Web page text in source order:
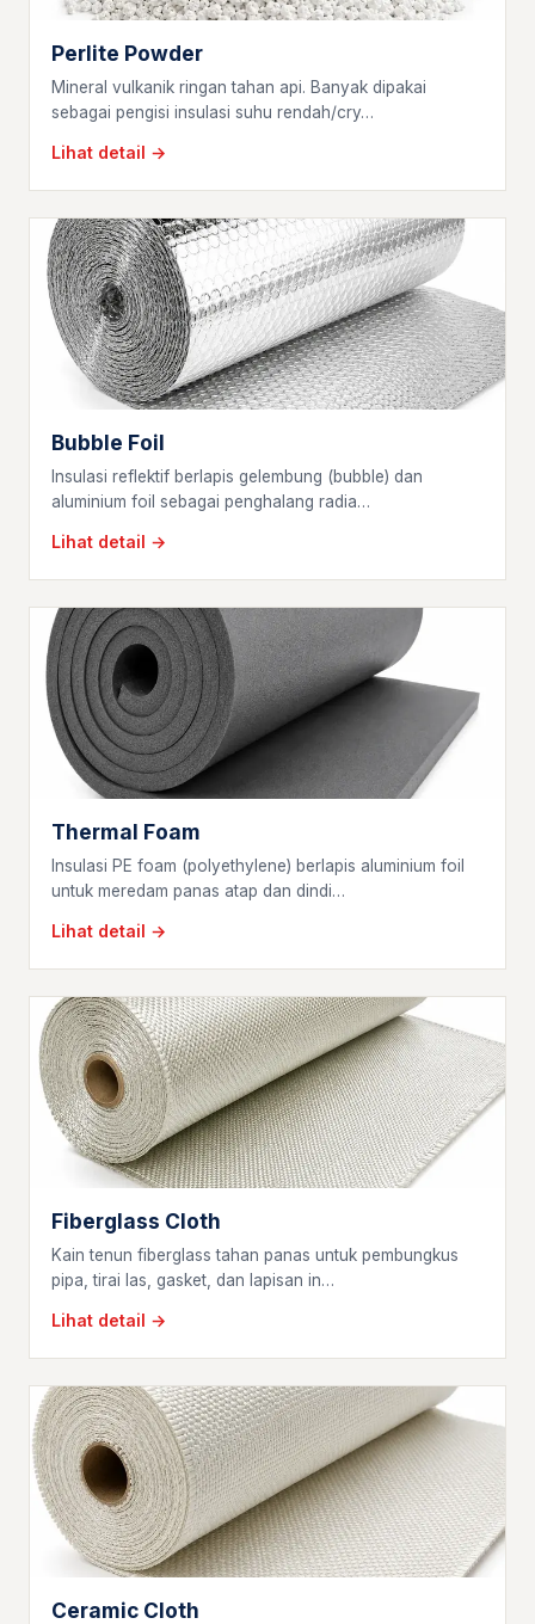
Perlite Powder
Mineral vulkanik ringan tahan api. Banyak dipakai
sebagai pengisi insulasi suhu rendah/cry…
Lihat detail →
Bubble Foil
Insulasi reflektif berlapis gelembung (bubble) dan
aluminium foil sebagai penghalang radia…
Lihat detail →
Thermal Foam
Insulasi PE foam (polyethylene) berlapis aluminium foil
untuk meredam panas atap dan dindi…
Lihat detail →
Fiberglass Cloth
Kain tenun fiberglass tahan panas untuk pembungkus
pipa, tirai las, gasket, dan lapisan in…
Lihat detail →
Ceramic Cloth